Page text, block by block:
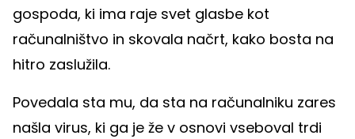
gospoda, ki ima raje svet glasbe kot
računalništvo in skovala načrt, kako bosta na
hitro zaslužila.
Povedala sta mu, da sta na računalniku zares
našla virus, ki ga je že v osnovi vseboval trdi